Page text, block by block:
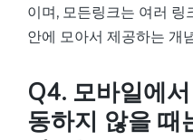
이며, 모든링크는 여러 링
안에 모아서 제공하는 개
Q4. 모바일에
동하지 않을 때